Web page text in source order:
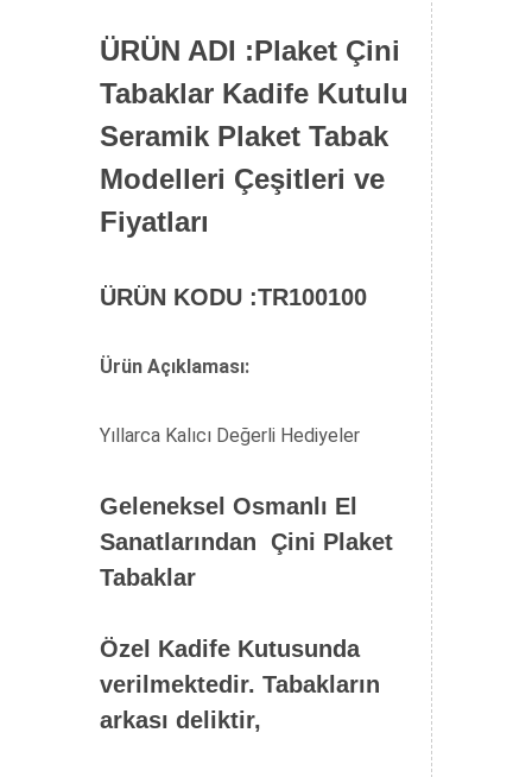
ÜRÜN ADI :Plaket Çini
Tabaklar Kadife Kutulu
Seramik Plaket Tabak
Modelleri Çeşitleri ve
Fiyatları
ÜRÜN KODU :TR100100
Ürün Açıklaması:
Yıllarca Kalıcı Değerli Hediyeler
Geleneksel Osmanlı El
Sanatlarından Çini Plaket
Tabaklar
Özel Kadife Kutusunda
verilmektedir. Tabakların
arkası deliktir,